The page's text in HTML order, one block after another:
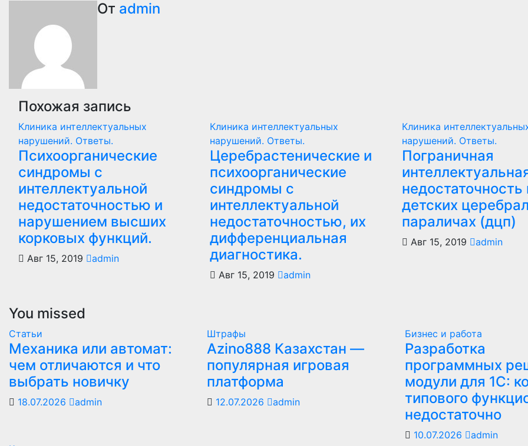
записям
От admin
Похожая запись
Клиника интеллектуальных
нарушений. Ответы.
Психоорганические
синдромы с
интеллектуальной
недостаточностью и
нарушением высших
корковых функций.
Авг 15, 2019 admin
Клиника интеллектуальных
нарушений. Ответы.
Церебрастенические и
психоорганические
синдромы с
интеллектуальной
недостаточностью, их
дифференциальная
диагностика.
Авг 15, 2019 admin
Клиника
нарушений. Ответы.
Пограничная
недостаточность
детских
параличах (дцп)
Авг 15, 2019 admin
You missed
Статьи
Механика или автомат:
чем отличаются и что
выбрать новичку
18.07.2026 admin
Штрафы
Azino888 Казахстан —
популярная игровая
платформа
12.07.2026 admin
Бизнес и работа
Разработка
программных
модули для 1С:
типового
недостаточно
10.07.2026
admin